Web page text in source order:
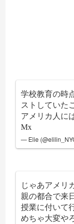
学校教育の時
ストしていた
アメリカ人に
Mx
— Elie
じゃあアメリ
親の都合で来
授業に付いて
めちゃ大変や